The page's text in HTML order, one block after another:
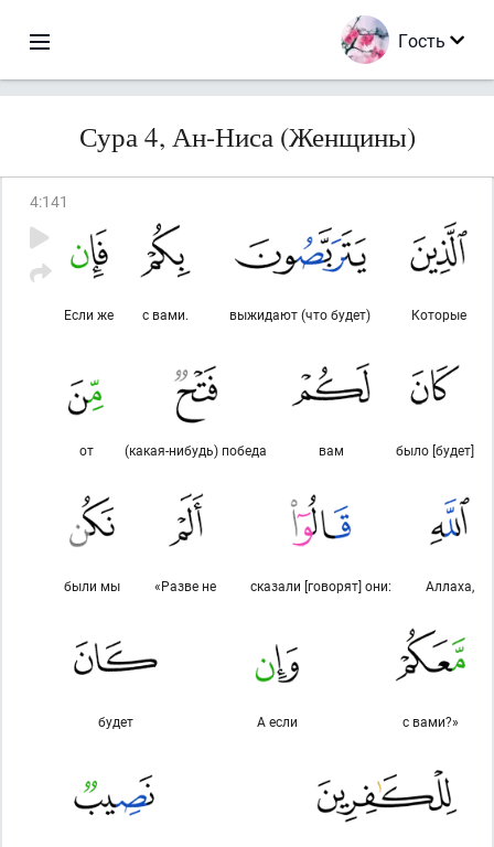
Гость
Сура 4, Ан-Ниса (Женщины)
4:141
Которые
выжидают (что будет)
с вами.
Если же
было [будет]
вам
(какая-нибудь) победа
от
Аллаха,
сказали [говорят] они:
«Разве не
были мы
с вами?»
А если
будет